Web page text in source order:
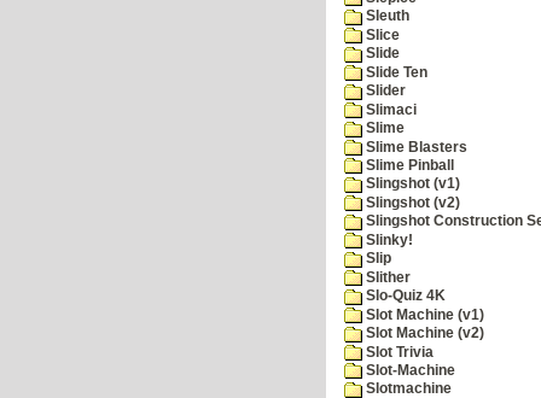
Sleuth
Slice
Slide
Slide Ten
Slider
Slimaci
Slime
Slime Blasters
Slime Pinball
Slingshot (v1)
Slingshot (v2)
Slingshot Construction
Slinky!
Slip
Slither
Slo-Quiz 4K
Slot Machine (v1)
Slot Machine (v2)
Slot Trivia
Slot-Machine
Slotmachine